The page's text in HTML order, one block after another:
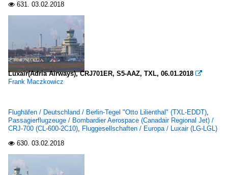
 631. 03.02.2018
Luxair(Adria Airways), CRJ701ER, S5-AAZ, TXL, 06.01.2018 
Frank Maczkowicz
Flughäfen / Deutschland / Berlin-Tegel "Otto Lilienthal" (TXL-EDDT),
Passagierflugzeuge / Bombardier Aerospace (Canadair Regional Jet) /
CRJ-700 (CL-600-2C10), Fluggesellschaften / Europa / Luxair (LG-LGL)
 630. 03.02.2018